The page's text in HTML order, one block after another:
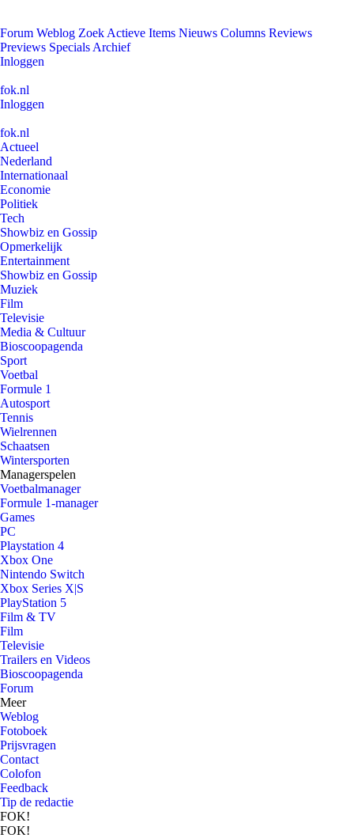
Forum Weblog Zoek Actieve Items Nieuws Columns Reviews
Previews Specials Archief
Inloggen
fok.nl
Inloggen
fok.nl
Actueel
Nederland
Internationaal
Economie
Politiek
Tech
Showbiz en Gossip
Opmerkelijk
Entertainment
Showbiz en Gossip
Muziek
Film
Televisie
Media & Cultuur
Bioscoopagenda
Sport
Voetbal
Formule 1
Autosport
Tennis
Wielrennen
Schaatsen
Wintersporten
Managerspelen
Voetbalmanager
Formule 1-manager
Games
PC
Playstation 4
Xbox One
Nintendo Switch
Xbox Series X|S
PlayStation 5
Film & TV
Film
Televisie
Trailers en Videos
Bioscoopagenda
Forum
Meer
Weblog
Fotoboek
Prijsvragen
Contact
Colofon
Feedback
Tip de redactie
FOK!
FOK!